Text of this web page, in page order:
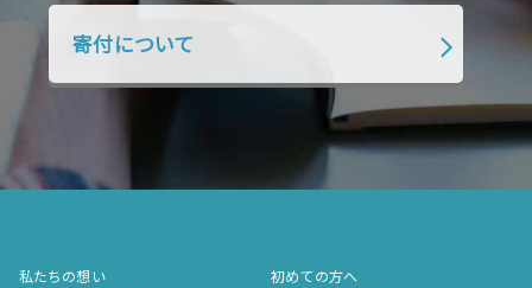
2018年4月 2018年3月 2018年2月
2018年1月 2017年12月
2017年10月 2017年9月 2017年8月
2017年5月
2017年4月
寄付について
私たちの想い 初めての方へ